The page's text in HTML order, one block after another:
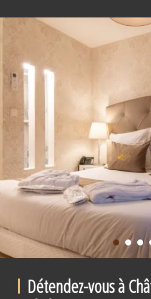
Détendez-vous à